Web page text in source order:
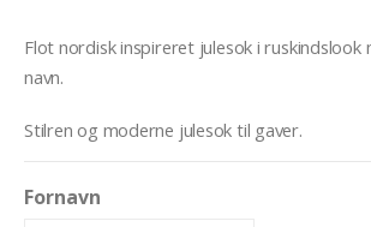
Flot nordisk inspireret julesok i
navn.
Stilren og moderne julesok til gaver.
Fornavn